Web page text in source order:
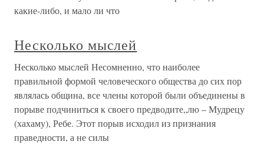
какие-либо, и мало ли что
Несколько мыслей
Несколько мыслей Несомненно, что наиболее
правильной формой человеческого общества до сих пор
являлась община, все члены которой были объединены в
порыве подчиниться к своего предводите„лю – Мудрецу
(хахаму), Ребе. Этот порыв исходил из признания
праведности, а не силы